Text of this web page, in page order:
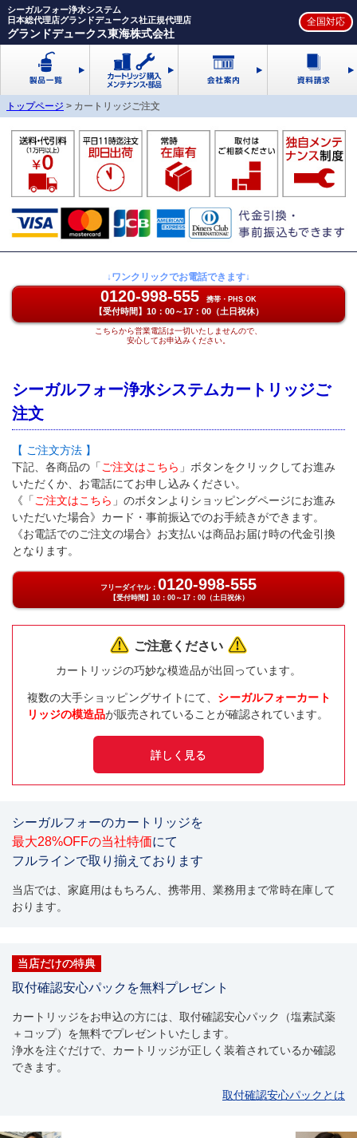
シーガルフォー浄水システム
日本総代理店グランドデュークス社正規代理店
グランドデュークス東海株式会社
トップページ > カートリッジご注文
↓ワンクリックでお電話できます↓
0120-998-555 携帯・PHS OK
【受付時間】10：00～17：00（土日祝休）
こちらから営業電話は一切いたしませんので、
安心してお申込みください。
シーガルフォー浄水システムカートリッジご
注文
【 ご注文方法 】
下記、各商品の「 ご注文はこちら 」ボタンをクリックしてお進み
いただくか、お電話にてお申し込みください。
《「 ご注文はこちら 」のボタンよりショッピングページにお進み
いただいた場合》カード・事前振込でのお手続きができます。
《お電話でのご注文の場合》お支払いは商品お届け時の代金引換
となります。
フリーダイヤル： 0120-998-555
【受付時間】10：00～17：00（土日祝休）
ご注意ください
カートリッジの巧妙な模造品が出回っています。
複数の大手ショッピングサイトにて、 シーガルフォーカート
リッジの模造品が販売されていることが確認されています。
詳しく見る
シーガルフォーのカートリッジを
最大28%OFFの当社特価にて
フルラインで取り揃えております
当店では、家庭用はもちろん、携帯用、業務用まで常時在庫して
おります。
当店だけの特典
取付確認安心パックを無料プレゼント
カートリッジをお申込の方には、取付確認安心パック（塩素試薬
＋コップ）を無料でプレゼントいたします。
浄水を注ぐだけで、カートリッジが正しく装着されているか確認
できます。
取付確認安心パックとは